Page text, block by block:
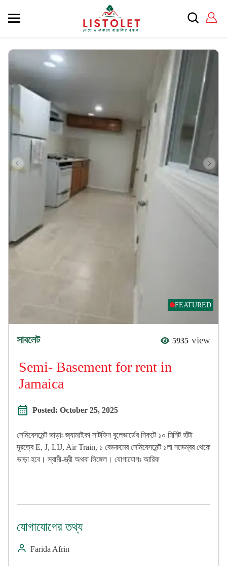
FEATURED
সাবলেট 5935 view
Semi- Basement for rent in
Jamaica
Posted: October 25, 2025
সেমিবেসমেন্ট ভাড়াঃ জ্যামাইকা সাটফিন বুলেভার্ডের নিকটে ১০ মিনিট হাঁটা
দূরত্বে E, J, LIJ, Air Train, ১ বেডরুমের সেমিবেসমেন্ট ১লা নভেম্বর থেকে
ভাড়া হবে। স্বামী-স্ত্রী অথবা সিঙ্গেল। যোগাযোগঃ আরিফ
যোগাযোগের তথ্য
Farida Afrin